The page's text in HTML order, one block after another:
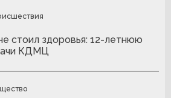
стоил здоровья: 12-летнюю
КДМЦ